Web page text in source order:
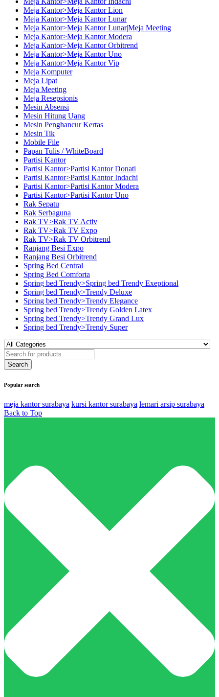
Meja Kantor>Meja Kantor Lion
Meja Kantor>Meja Kantor Lunar
Meja Kantor>Meja Kantor Lunar|Meja Meeting
Meja Kantor>Meja Kantor Modera
Meja Kantor>Meja Kantor Orbitrend
Meja Kantor>Meja Kantor Uno
Meja Kantor>Meja Kantor Vip
Meja Komputer
Meja Lipat
Meja Meeting
Meja Resepsionis
Mesin Absensi
Mesin Hitung Uang
Mesin Penghancur Kertas
Mesin Tik
Mobile File
Papan Tulis / WhiteBoard
Partisi Kantor
Partisi Kantor>Partisi Kantor Donati
Partisi Kantor>Partisi Kantor Indachi
Partisi Kantor>Partisi Kantor Modera
Partisi Kantor>Partisi Kantor Uno
Rak Sepatu
Rak Serbaguna
Rak TV>Rak TV Activ
Rak TV>Rak TV Expo
Rak TV>Rak TV Orbitrend
Ranjang Besi Expo
Ranjang Besi Orbitrend
Spring Bed Central
Spring Bed Comforta
Spring bed Trendy>Spring bed Trendy Exeptional
Spring bed Trendy>Trendy Deluxe
Spring bed Trendy>Trendy Elegance
Spring bed Trendy>Trendy Golden Latex
Spring bed Trendy>Trendy Grand Lux
Spring bed Trendy>Trendy Super
Popular search
meja kantor surabaya kursi kantor surabaya lemari arsip surabaya
Back to Top